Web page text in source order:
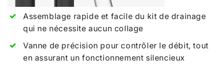
Assemblage rapide et facile du kit de drainage
qui ne nécessite aucun collage
Vanne de précision pour contrôler le débit, tout
en assurant un fonctionnement silencieux